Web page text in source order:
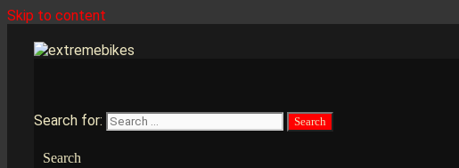
Skip to content
Search for:
Search